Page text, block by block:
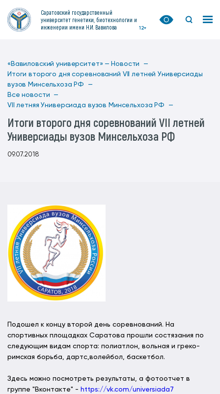
Саратовский государственный
университет генетики, биотехнологии и
инженерии имени Н.И. Вавилова
12+
«Вавиловский университет» — Новости —
Итоги второго дня соревнований VII летней Универсиады
вузов Минсельхоза РФ —
Все новости —
VII летняя Универсиада вузов Минсельхоза РФ —
Итоги второго дня соревнований VII летней
Универсиады вузов Минсельхоза РФ
09.07.2018
Подошел к концу второй день соревнований. На
спортивных площадках Саратова прошли состязания по
следующим видам спорта: полиатлон, вольная и греко-
римская борьба, дартс,волейбол, баскетбол.
Здесь можно посмотреть результаты, а фотоотчет в
группе "Вконтакте" - https://vk.com/universiada7